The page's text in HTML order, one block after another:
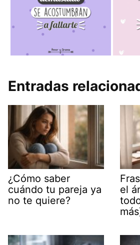
Entradas
¿Cómo saber
cuándo tu pareja ya
no te quiere?
el